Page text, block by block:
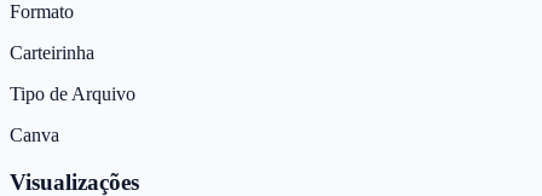
Formato
Carteirinha
Tipo de Arquivo
Canva
Visualizações